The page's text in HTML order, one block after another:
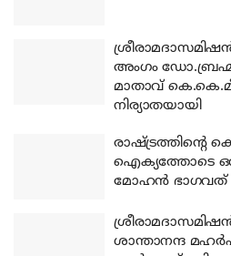
അംഗം
മാതാവ്
നിര്യാതയായി
രാഷ്ട്രത്തിന്റെ
ഐക്യത്തോടെ
മോഹന്‍ ഭാഗവത്
ശാന്താനന്ദ